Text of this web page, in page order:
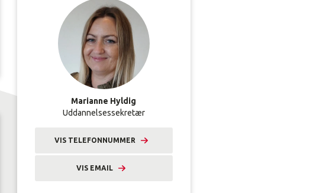
Marianne Hyldig
Uddannelsessekretær
VIS TELEFONNUMMER
VIS EMAIL
mhyl@amunordjylland.dk